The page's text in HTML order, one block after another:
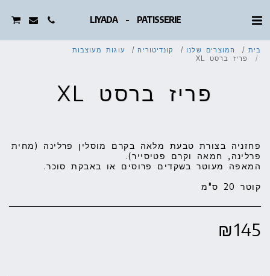
LIYADA - PATISSERIE
בית המוצרים שלנו קונדיטוריה
עוגות מעוצבות
פריז ברסט XL
פריז ברסט XL
פחזניה בצורת טבעת מלאה בקרם מוסלין פרלינה (מחית
קוטר 20 ס"מ
₪145